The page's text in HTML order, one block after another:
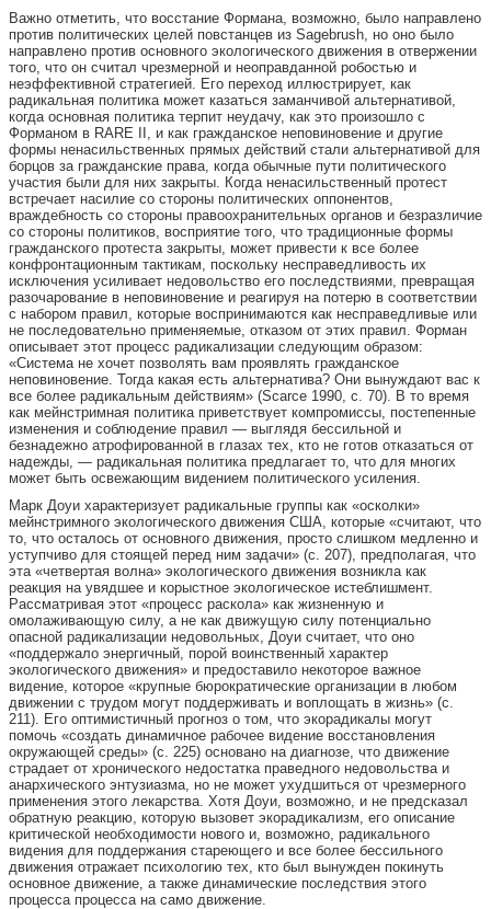
Важно отметить, что восстание Формана, возможно, было направлено
против политических целей повстанцев из Sagebrush, но оно было
направлено против основного экологического движения в отвержении
того, что он считал чрезмерной и неоправданной робостью и
неэффективной стратегией. Его переход иллюстрирует, как
радикальная политика может казаться заманчивой альтернативой,
когда основная политика терпит неудачу, как это произошло с
Форманом в RARE II, и как гражданское неповиновение и другие
формы ненасильственных прямых действий стали альтернативой для
борцов за гражданские права, когда обычные пути политического
участия были для них закрыты. Когда ненасильственный протест
встречает насилие со стороны политических оппонентов,
враждебность со стороны правоохранительных органов и безразличие
со стороны политиков, восприятие того, что традиционные формы
гражданского протеста закрыты, может привести к все более
конфронтационным тактикам, поскольку несправедливость их
исключения усиливает недовольство его последствиями, превращая
разочарование в неповиновение и реагируя на потерю в соответствии
с набором правил, которые воспринимаются как несправедливые или
не последовательно применяемые, отказом от этих правил. Форман
описывает этот процесс радикализации следующим образом:
«Система не хочет позволять вам проявлять гражданское
неповиновение. Тогда какая есть альтернатива? Они вынуждают вас к
все более радикальным действиям» (Scarce 1990, с. 70). В то время
как мейнстримная политика приветствует компромиссы, постепенные
изменения и соблюдение правил — выглядя бессильной и
безнадежно атрофированной в глазах тех, кто не готов отказаться от
надежды, — радикальная политика предлагает то, что для многих
может быть освежающим видением политического усиления.
Марк Доуи характеризует радикальные группы как «осколки»
мейнстримного экологического движения США, которые «считают, что
то, что осталось от основного движения, просто слишком медленно и
уступчиво для стоящей перед ним задачи» (с. 207), предполагая, что
эта «четвертая волна» экологического движения возникла как
реакция на увядшее и корыстное экологическое истеблишмент.
Рассматривая этот «процесс раскола» как жизненную и
омолаживающую силу, а не как движущую силу потенциально
опасной радикализации недовольных, Доуи считает, что оно
«поддержало энергичный, порой воинственный характер
экологического движения» и предоставило некоторое важное
видение, которое «крупные бюрократические организации в любом
движении с трудом могут поддерживать и воплощать в жизнь» (с.
211). Его оптимистичный прогноз о том, что экорадикалы могут
помочь «создать динамичное рабочее видение восстановления
окружающей среды» (с. 225) основано на диагнозе, что движение
страдает от хронического недостатка праведного недовольства и
анархического энтузиазма, но не может ухудшиться от чрезмерного
применения этого лекарства. Хотя Доуи, возможно, и не предсказал
обратную реакцию, которую вызовет экорадикализм, его описание
критической необходимости нового и, возможно, радикального
видения для поддержания стареющего и все более бессильного
движения отражает психологию тех, кто был вынужден покинуть
основное движение, а также динамические последствия этого
процесса процесса на само движение.